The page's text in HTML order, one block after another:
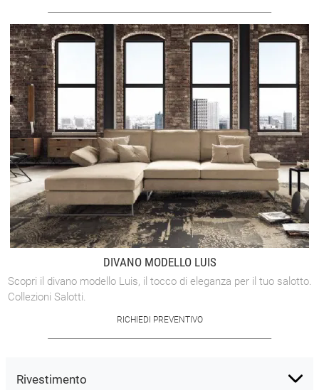
Rivestimento
DIVANO MODELLO LUIS
Scopri il divano modello Luis, il tocco di eleganza per il tuo salotto.
Collezioni Salotti.
RICHIEDI PREVENTIVO